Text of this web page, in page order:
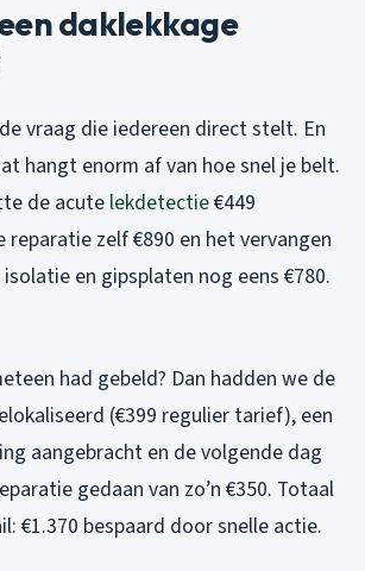
daklekkage
vraag die iedereen direct stelt. En
hangt enorm af van hoe snel je belt.
de acute lekdetectie€449
zelf €890 en het vervangen
en gipsplaten nog eens €780.
had gebeld? Dan hadden we de
(€399 regulier tarief), een
aangebracht en de volgende dag
gedaan van zo’n €350. Totaal
€1.370 bespaard door snelle actie.